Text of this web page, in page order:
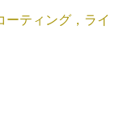
ーティング，ライ